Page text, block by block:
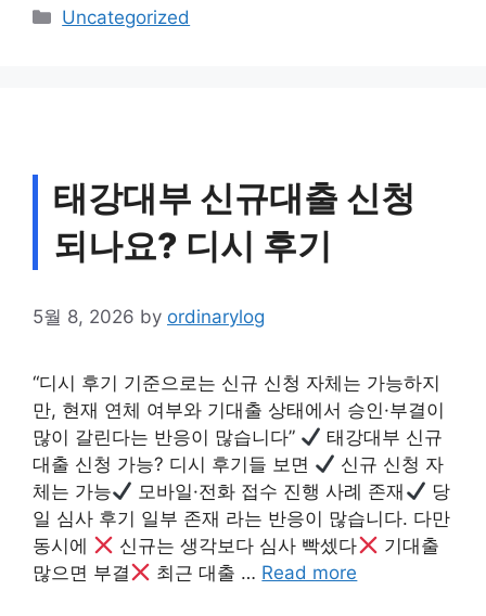
Categories
Uncategorized
태강대부 신규대출 신청
되나요? 디시 후기
5월 8, 2026 by ordinarylog
“디시 후기 기준으로는 신규 신청 자체는 가능하지
만, 현재 연체 여부와 기대출 상태에서 승인·부결이
많이 갈린다는 반응이 많습니다”
태강대부 신규
대출 신청 가능? 디시 후기들 보면
신규 신청 자
체는 가능
모바일·전화 접수 진행 사례 존재
당
일 심사 후기 일부 존재 라는 반응이 많습니다. 다만
동시에
신규는 생각보다 심사 빡셌다
기대출
많으면 부결
최근 대출 … Read more